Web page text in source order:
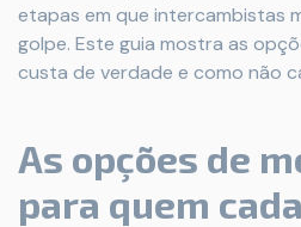
etapas em que intercambistas
golpe. Este guia mostra as
custa de verdade e como não
As opções de
para quem